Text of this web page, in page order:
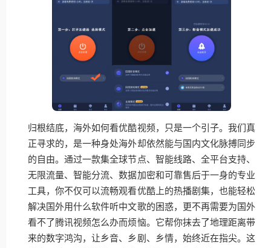
归根结底，海外如何看优酷视频，只是一个引子。我们真
正寻求的，是一种身处海外却依然能与国内文化脉搏同步
的自由。通过一款集全球节点、智能线路、全平台支持、
无限流量、智能分流、数据加密和可靠售后于一身的专业
工具，你不仅可以流畅观看优酷上的热播剧集，也能轻松
解决国外用什么软件听中文歌的困惑，更不再需要为国外
看不了腾讯视频怎么办而烦恼。它帮你抹去了地理距离带
来的数字鸿沟，让乡音、乡剧、乡情，始终近在指尖。这